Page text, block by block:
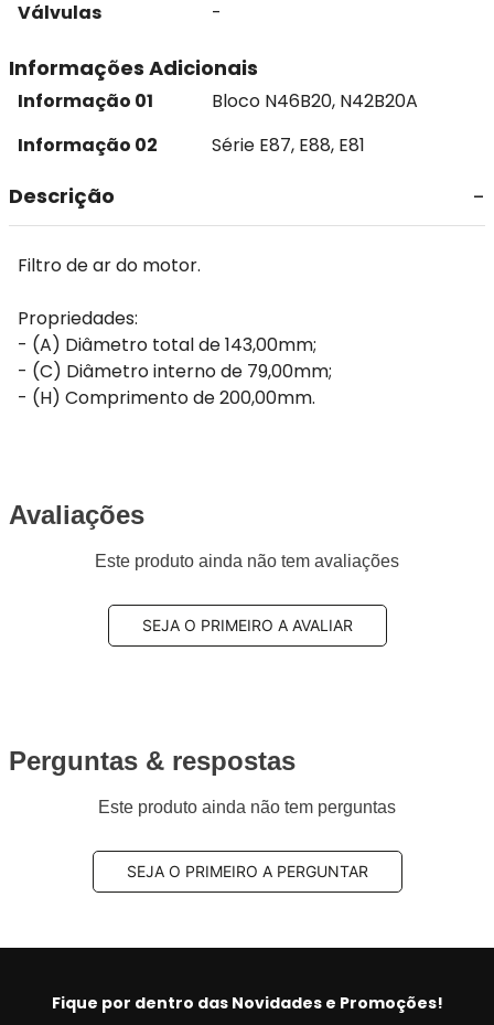
Válvulas -
Informações Adicionais
Informação 01
Bloco N46B20, N42B20A
Informação 02
Série E87, E88, E81
Descrição
Filtro de ar do motor.
Propriedades:
- (A) Diâmetro total de 143,00mm;
- (C) Diâmetro interno de 79,00mm;
- (H) Comprimento de 200,00mm.
Avaliações
Este produto ainda não tem avaliações
SEJA O PRIMEIRO A AVALIAR
Perguntas & respostas
Este produto ainda não tem perguntas
SEJA O PRIMEIRO A PERGUNTAR
Fique por dentro das Novidades e Promoções!